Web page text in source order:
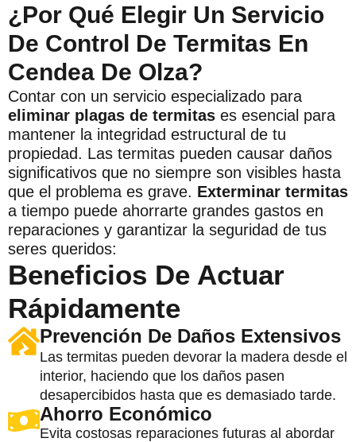
¿Por Qué Elegir Un Servicio
De Control De Termitas En
Cendea De Olza?
Contar con un servicio especializado para
eliminar plagas de termitas es esencial para
mantener la integridad estructural de tu
propiedad. Las termitas pueden causar daños
significativos que no siempre son visibles hasta
que el problema es grave. Exterminar termitas
a tiempo puede ahorrarte grandes gastos en
reparaciones y garantizar la seguridad de tus
seres queridos:
Beneficios De Actuar
Rápidamente
Prevención De Daños Extensivos
Las termitas pueden devorar la madera desde el
interior, haciendo que los daños pasen
desapercibidos hasta que es demasiado tarde.
Ahorro Económico
Evita costosas reparaciones futuras al abordar